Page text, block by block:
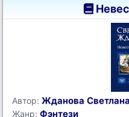
Автор: Жданова Светлана
Жанр: Фэнтези